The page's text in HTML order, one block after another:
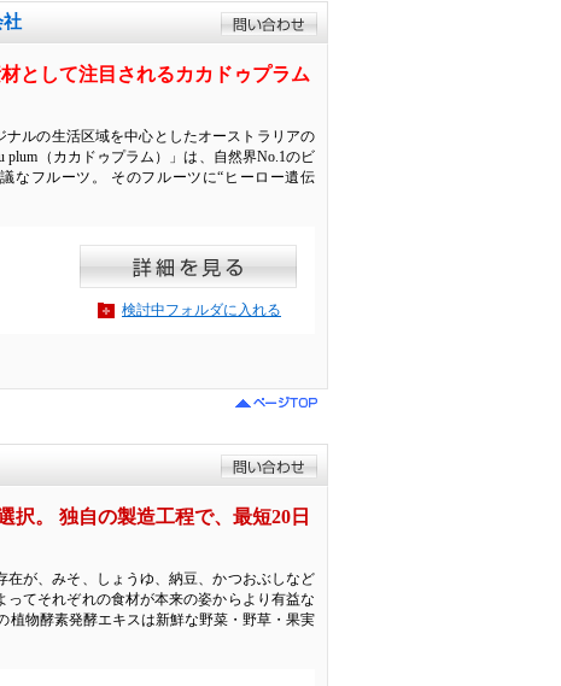
社
として注目されるカカドゥプラム
ルの生活区域を中心としたオーストラリアの
plum（カカドゥプラム）」は、自然界No.1のビ
なフルーツ。 そのフルーツに“ヒーロー遺伝
検討中フォルダに入れる
択。 独自の製造工程で、最短20日
在が、みそ、しょうゆ、納豆、かつおぶしなど
てそれぞれの食材が本来の姿からより有益な
植物酵素発酵エキスは新鮮な野菜・野草・果実